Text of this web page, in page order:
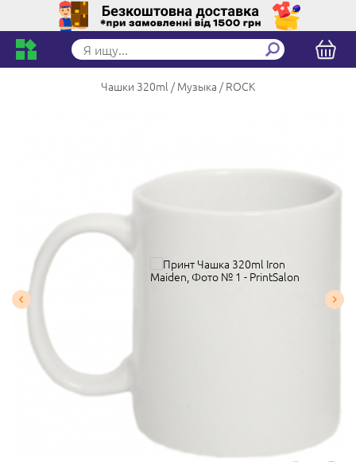
Чашки 320ml Музыка ROCK